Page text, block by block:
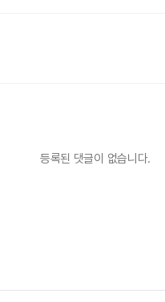
등록된 댓글이 없습니다.